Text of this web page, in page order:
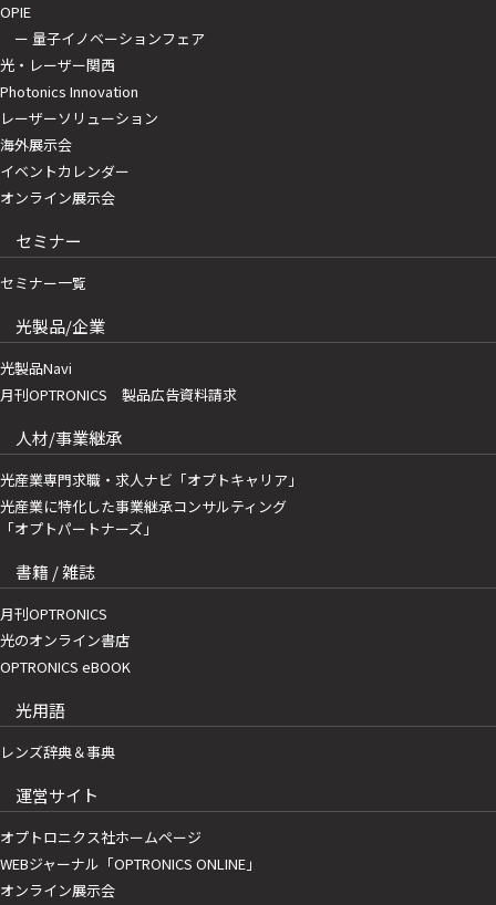
OPIE
ー 量子イノベーションフェア
光・レーザー関西
Photonics Innovation
レーザーソリューション
海外展示会
イベントカレンダー
オンライン展示会
セミナー
セミナー一覧
光製品/企業
光製品Navi
月刊OPTRONICS 製品広告資料請求
人材/事業継承
光産業専門求職・求人ナビ「オプトキャリア」
光産業に特化した事業継承コンサルティング
「オプトパートナーズ」
書籍 / 雑誌
月刊OPTRONICS
光のオンライン書店
OPTRONICS eBOOK
光用語
レンズ辞典＆事典
運営サイト
オプトロニクス社ホームページ
WEBジャーナル「OPTRONICS ONLINE」
オンライン展示会